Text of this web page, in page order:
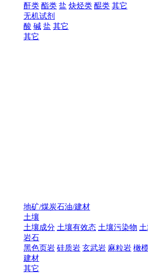
酐类 酯类 盐 炔烃类 醌类 其它
无机试剂
酸 碱 盐 其它
其它
地矿/煤炭石油/建材
土壤
土壤成分 土壤有效态 土壤污染物
岩石
黑色页岩 硅质岩 玄武岩 麻粒岩 橄
建材
其它